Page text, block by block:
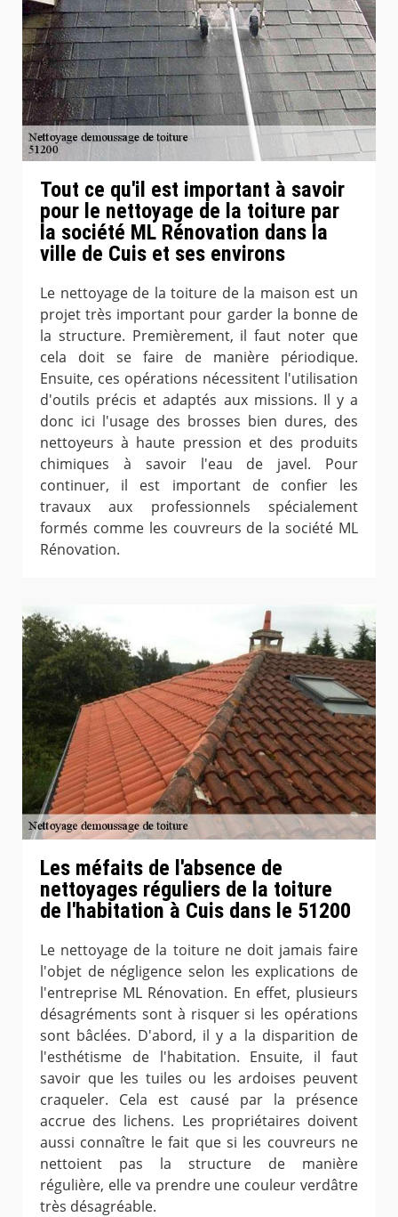
Tout ce qu'il est important à savoir
pour le nettoyage de la toiture par
la société ML Rénovation dans la
ville de Cuis et ses environs
Le nettoyage de la toiture de la maison est un
projet très important pour garder la bonne de
la structure. Premièrement, il faut noter que
cela doit se faire de manière périodique.
Ensuite, ces opérations nécessitent l'utilisation
d'outils précis et adaptés aux missions. Il y a
donc ici l'usage des brosses bien dures, des
nettoyeurs à haute pression et des produits
chimiques à savoir l'eau de javel. Pour
continuer, il est important de confier les
travaux aux professionnels spécialement
formés comme les couvreurs de la société ML
Rénovation.
Les méfaits de l'absence de
nettoyages réguliers de la toiture
de l'habitation à Cuis dans le 51200
Le nettoyage de la toiture ne doit jamais faire
l'objet de négligence selon les explications de
l'entreprise ML Rénovation. En effet, plusieurs
désagréments sont à risquer si les opérations
sont bâclées. D'abord, il y a la disparition de
l'esthétisme de l'habitation. Ensuite, il faut
savoir que les tuiles ou les ardoises peuvent
craqueler. Cela est causé par la présence
accrue des lichens. Les propriétaires doivent
aussi connaître le fait que si les couvreurs ne
nettoient pas la structure de manière
régulière, elle va prendre une couleur verdâtre
très désagréable.